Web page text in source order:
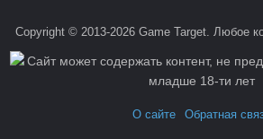
Copyright © 2013-2026 Game Target. Любое
О сайте Обратная